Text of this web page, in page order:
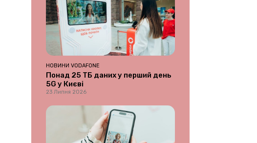
НОВИНИ VODAFONE
Понад 25 ТБ даних у перший день
5G у Києві
23 Липня 2026